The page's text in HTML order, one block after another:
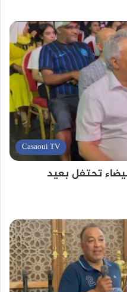
Casaoui TV
تحتفل بعيد